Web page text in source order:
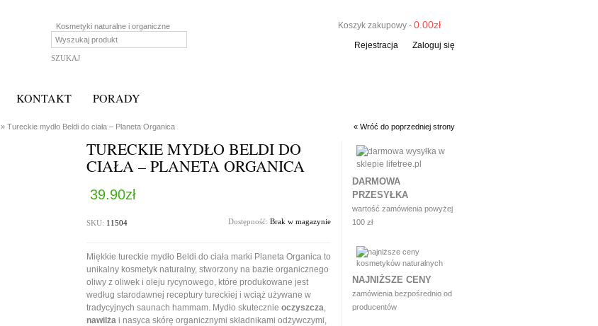
Kosmetyki naturalne i organiczne Koszyk zakupowy - 0.00zł
Rejestracja Zaloguj się
KONTAKT PORADY
» Tureckie mydło Beldi do ciała – Planeta Organica « Wróć do poprzedniej strony
TURECKIE MYDŁO BELDI DO
CIAŁA – PLANETA ORGANICA
39.90zł
SKU: 11504 Dostępność: Brak w magazynie
Miękkie tureckie mydło Beldi do ciała marki Planeta Organica to
unikalny kosmetyk naturalny, stworzony na bazie organicznego
oliwy z oliwek i oleju rycynowego, które produkowane jest
według starodawnej receptury tureckiej i wciąż używane w
tradycyjnych saunach hammam. Mydło skutecznie oczyszcza
nawilża i nasyca skórę organicznymi składnikami odżywczymi,
DARMOWA
PRZESYŁKA
wartość zamówienia powyżej
100 zł
NAJNIŻSZE CENY
zamówienia bezpośrednio od
producentów